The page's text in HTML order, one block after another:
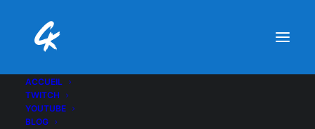
ACCUEIL
TWITCH
YOUTUBE
BLOG